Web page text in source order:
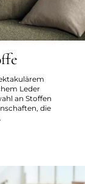
Leder
an Stoffen
die